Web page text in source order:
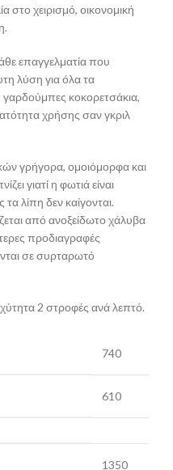
στο χειρισμό, οικονομική
επαγγελματία που
λύση για όλα τα
κοκορετσάκια,
χρήσης σαν γκριλ
γρήγορα, ομοιόμορφα και
γιατί η φωτιά είναι
λίπη δεν καίγονται.
από ανοξείδωτο χάλυβα
προδιαγραφές
σε συρταρωτό
2 στροφές ανά λεπτό.
740
610
1350